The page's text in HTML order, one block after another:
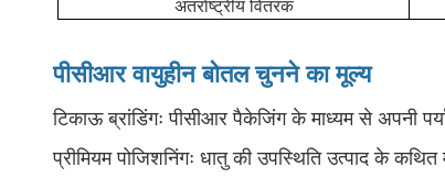
अंतर्राष्ट्रीय वितरक
पीसीआर वायुहीन बोतल चुनने का मूल्य
टिकाऊ ब्रांडिंगः पीसीआर पैकेजिंग के माध्यम से अपनी
प्रीमियम पोजिशनिंगः धातु की उपस्थिति उत्पाद के कथित